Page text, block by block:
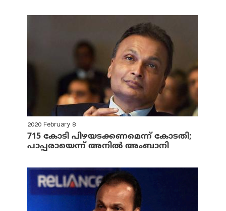
2020 February 8
715 കോടി പിഴയടക്കണമെന്ന് കോടതി;
പാപ്പരായെന്ന് അനില്‍ അംബാനി